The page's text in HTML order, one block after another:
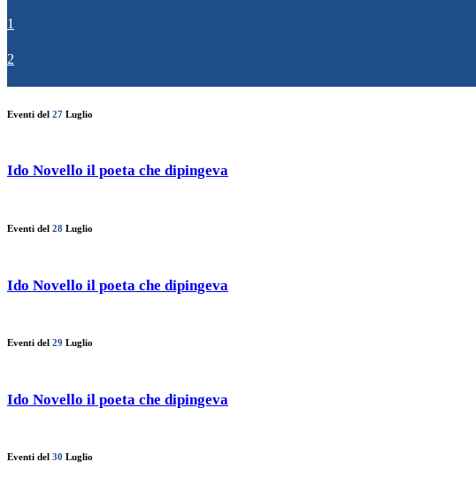
1
2
Eventi del 27 Luglio
Ido Novello il poeta che dipingeva
Eventi del 28 Luglio
Ido Novello il poeta che dipingeva
Eventi del 29 Luglio
Ido Novello il poeta che dipingeva
Eventi del 30 Luglio